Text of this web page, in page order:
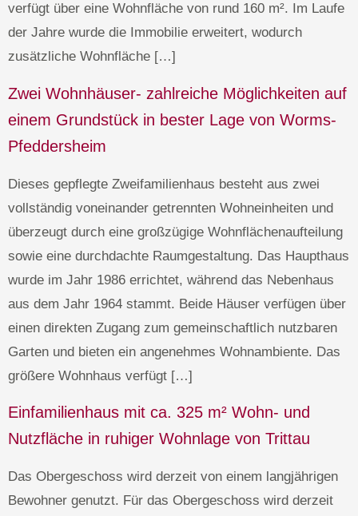
verfügt über eine Wohnfläche von rund 160 m². Im Laufe
der Jahre wurde die Immobilie erweitert, wodurch
zusätzliche Wohnfläche […]
Zwei Wohnhäuser- zahlreiche Möglichkeiten auf
einem Grundstück in bester Lage von Worms-
Pfeddersheim
Dieses gepflegte Zweifamilienhaus besteht aus zwei
vollständig voneinander getrennten Wohneinheiten und
überzeugt durch eine großzügige Wohnflächenaufteilung
sowie eine durchdachte Raumgestaltung. Das Haupthaus
wurde im Jahr 1986 errichtet, während das Nebenhaus
aus dem Jahr 1964 stammt. Beide Häuser verfügen über
einen direkten Zugang zum gemeinschaftlich nutzbaren
Garten und bieten ein angenehmes Wohnambiente. Das
größere Wohnhaus verfügt […]
Einfamilienhaus mit ca. 325 m² Wohn- und
Nutzfläche in ruhiger Wohnlage von Trittau
Das Obergeschoss wird derzeit von einem langjährigen
Bewohner genutzt. Für das Obergeschoss wird derzeit